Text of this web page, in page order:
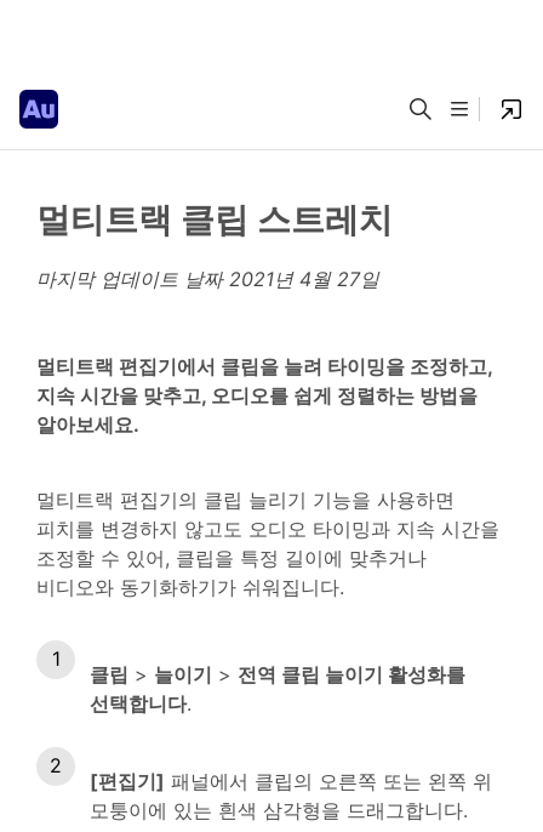
멀티트랙 클립 스트레치
마지막 업데이트 날짜 2021년 4월 27일
멀티트랙 편집기에서 클립을 늘려 타이밍을 조정하고,
지속 시간을 맞추고, 오디오를 쉽게 정렬하는 방법을
알아보세요.
멀티트랙 편집기의 클립 늘리기 기능을 사용하면
피치를 변경하지 않고도 오디오 타이밍과 지속 시간을
조정할 수 있어, 클립을 특정 길이에 맞추거나
비디오와 동기화하기가 쉬워집니다.
클립 > 늘이기 > 전역 클립 늘이기 활성화를
선택합니다.
[편집기] 패널에서 클립의 오른쪽 또는 왼쪽 위
모퉁이에 있는 흰색 삼각형을 드래그합니다.